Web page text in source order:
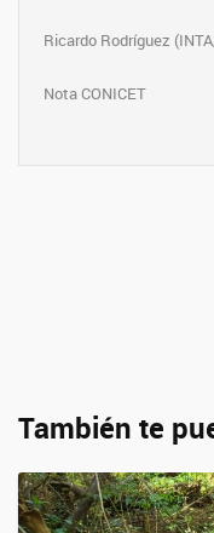
Ricardo Rodríguez
Nota CONICET
También te